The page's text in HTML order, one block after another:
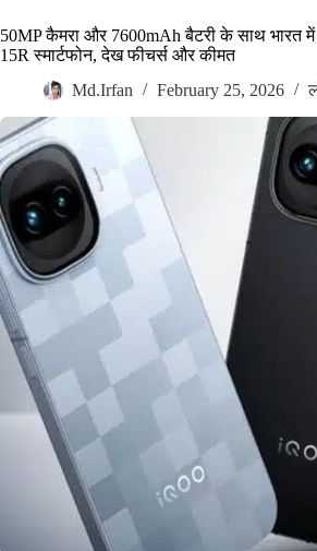
50MP कैमरा और 7600mAh बैटरी के साथ भारत
15R स्मार्टफोन, देख फीचर्स और कीमत
Md.Irfan
February 25, 2026